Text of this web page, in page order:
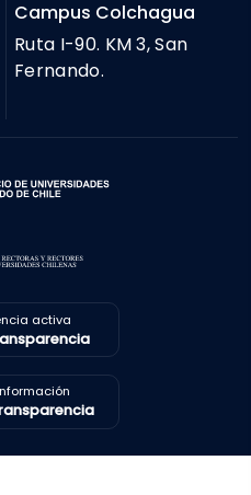
Campus Colchagua
Ruta I-90. KM 3, San
Fernando.
activa